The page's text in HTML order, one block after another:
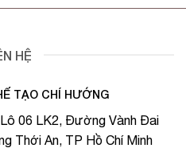
HỆ
TẠO CHÍ HƯỚNG
06 LK2, Đường Vành Đai
Thới An, TP Hồ Chí Minh